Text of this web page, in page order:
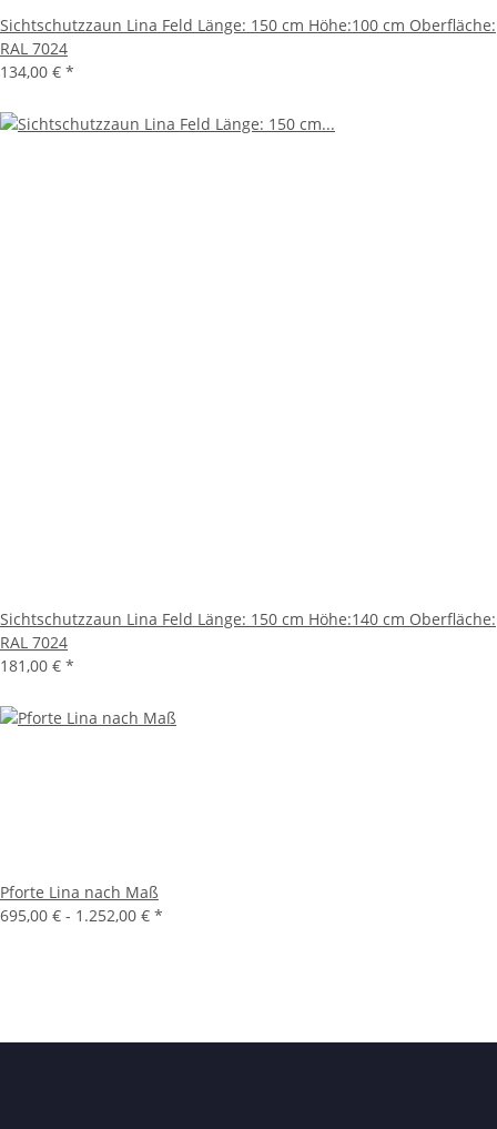
Sichtschutzzaun Lina Feld Länge: 150 cm Höhe:100 cm Oberfläche:
RAL 7024
134,00 € *
Sichtschutzzaun Lina Feld Länge: 150 cm Höhe:140 cm Oberfläche:
RAL 7024
181,00 € *
Pforte Lina nach Maß
695,00 € - 1.252,00 € *